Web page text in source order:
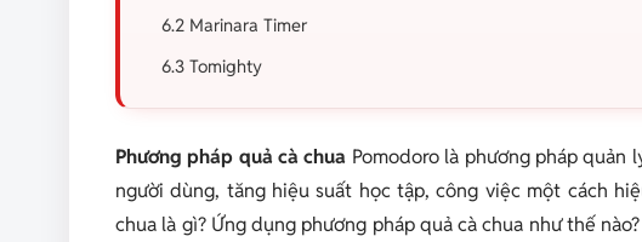
6.2 Marinara Timer
6.3 Tomighty
Phương pháp quả cà chua Pomodoro là phương pháp quản
người dùng, tăng hiệu suất học tập, công việc một cách
chua là gì? Ứng dụng phương pháp quả cà chua như thế